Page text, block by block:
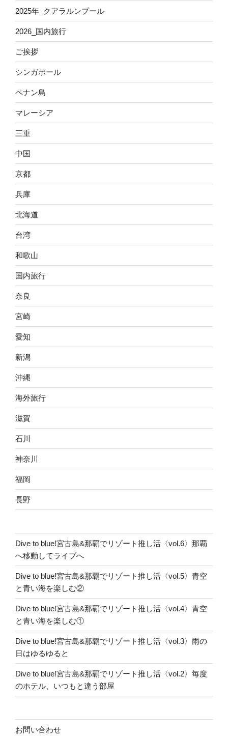
2025年_クアラルンプール
2026_国内旅行
ご挨拶
シンガポール
ペナン島
マレーシア
三重
中国
京都
兵庫
北海道
台湾
和歌山
国内旅行
奈良
宮崎
愛知
新潟
沖縄
海外旅行
滋賀
石川
神奈川
福岡
長野
Dive to blue!宮古島&那覇でリゾート推し活〈vol.6〉那覇
へ移動してライブへ
Dive to blue!宮古島&那覇でリゾート推し活〈vol.5〉青空
と青い海を楽しむ②
Dive to blue!宮古島&那覇でリゾート推し活〈vol.4〉青空
と青い海を楽しむ①
Dive to blue!宮古島&那覇でリゾート推し活〈vol.3〉雨の
日はゆるゆると
Dive to blue!宮古島&那覇でリゾート推し活〈vol.2〉毎度
のホテル、いつもと違う部屋
お問い合わせ